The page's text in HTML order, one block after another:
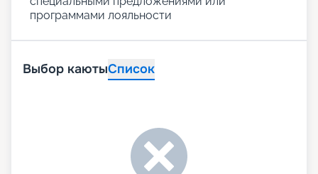
программами лояльности
Выбор каютыСписок